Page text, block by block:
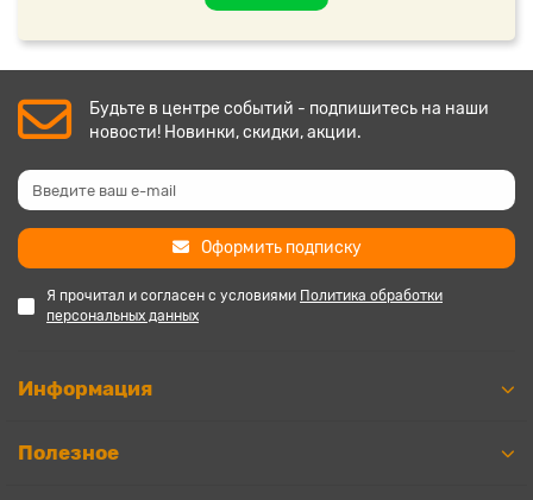
Будьте в центре событий - подпишитесь на наши
новости! Новинки, скидки, акции.
Оформить подписку
Я прочитал и согласен с условиями Политика обработки
персональных данных
Информация
Полезное